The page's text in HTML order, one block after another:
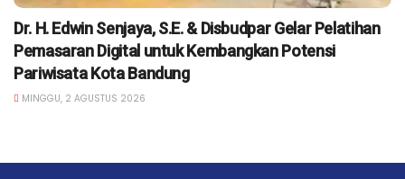
Dr. H. Edwin Senjaya, S.E. & Disbudpar Gelar Pelatihan
Pemasaran Digital untuk Kembangkan Potensi
Pariwisata Kota Bandung
MINGGU, 2 AGUSTUS 2026